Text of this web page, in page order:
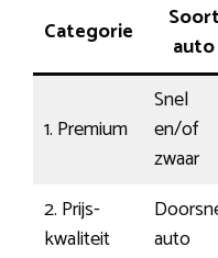
Categorie
auto
1. Premium
Snel
en/of
zwaar
2. Prijs-
kwaliteit
auto